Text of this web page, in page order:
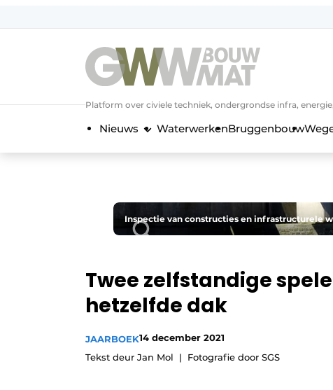
Platform over civiele techniek, ondergrondse infra,
Nieuws WaterwerkenBruggenbouw
Inspectie van constructies en infrastructurele
Twee zelfstandige
hetzelfde dak
JAARBOEK14 december 2021
Tekst deur Jan Mol
Fotografie door SGS